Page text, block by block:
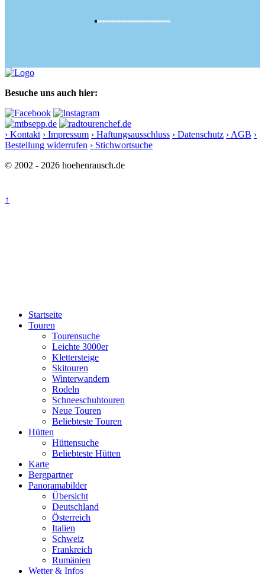
Besuche uns auch hier:
› Kontakt › Impressum › Haftungsausschluss › Datenschutz › AGB ›
Bestellung widerrufen › Stichwortsuche
© 2002 - 2026 hoehenrausch.de
↑
Startseite
Touren
Tourensuche
Leichte 3000er
Klettersteige
Skitouren
Winterwandern
Rodeln
Schneeschuhtouren
Neue Touren
Beliebteste Touren
Hütten
Hüttensuche
Beliebteste Hütten
Karte
Bergpartner
Panoramabilder
Übersicht
Deutschland
Österreich
Italien
Schweiz
Frankreich
Rumänien
Wetter & Infos